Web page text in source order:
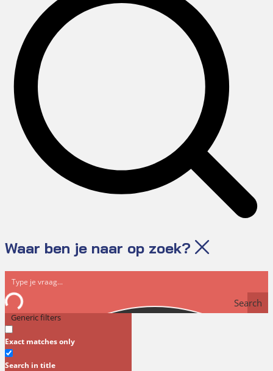
Waar ben je naar op zoek?
Search
Generic filters
Exact matches only
Search in title